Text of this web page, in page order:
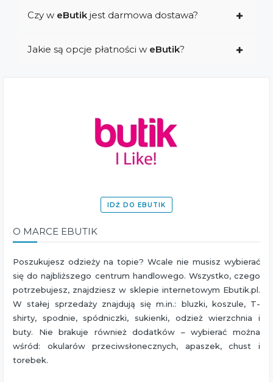
Czy w eButik jest darmowa dostawa?
Jakie są opcje płatności w eButik?
IDŹ DO EBUTIK
O MARCE EBUTIK
Poszukujesz odzieży na topie? Wcale nie musisz wybierać
się do najbliższego centrum handlowego. Wszystko, czego
potrzebujesz, znajdziesz w sklepie internetowym Ebutik.pl.
W stałej sprzedaży znajdują się m.in.: bluzki, koszule, T-
shirty, spodnie, spódniczki, sukienki, odzież wierzchnia i
buty. Nie brakuje również dodatków – wybierać można
wśród: okularów przeciwsłonecznych, apaszek, chust i
torebek.